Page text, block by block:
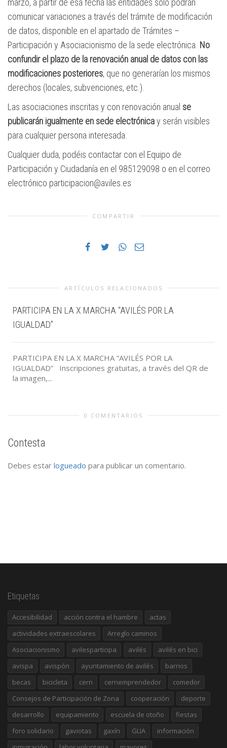
marzo, a partir de esa fecha las entidades solo podrán
comunicar variaciones a través del trámite de modificación
de datos, disponible en el apartado de Trámites –
Participación y Asociacionismo de la sede electrónica. No
confundir el plazo de la renovación anual de datos con las
modificaciones posteriores, que no generarían los mismos
derechos (locales, subvenciones, etc.).
Las asociaciones inscritas y con renovación anual se
publicarán igualmente en sede electrónicay serán visibles
para cualquier persona interesada.
Cualquier duda, podéis contactar con el Equipo de
Participación y Ciudadanía en el 985129098 o en el correo
electrónico participacion@aviles.es
COMPARTIR
ARTÍCULOS RELACIONADOS
PARTICIPA EN LA X MARCHA “AVILÉS POR LA
IGUALDAD”
PARTICIPA EN LA X MARCHA “AVILÉS POR LA
IGUALDAD” Inscripciones gratuitas, a través del QR de
la imagen,...
0 COMENTARIOS
Contesta
Debes estar logueado para publicar un comentario.
Etiquetas
Accesibilidad acción contra el hambre
actas
actividades extraescolares
Arreglo caminos
Asociacionismo
avilesparticipa avilés
avilés en bici
avispa
avispón ayuntamiento de avilés
barrios
becas
bicicleta cern cernemprendedor
comedor
Consejos de Participación de Zona
cooperación
deporte
desarrollo
equipamiento escuela de otoño
fiestas
foro solidario
gaviotas gaxín GLIA
información